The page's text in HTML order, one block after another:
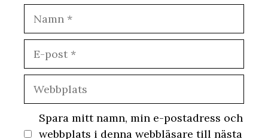
Spara mitt namn, min e-postadress och
webbplats i denna webbläsare till nästa